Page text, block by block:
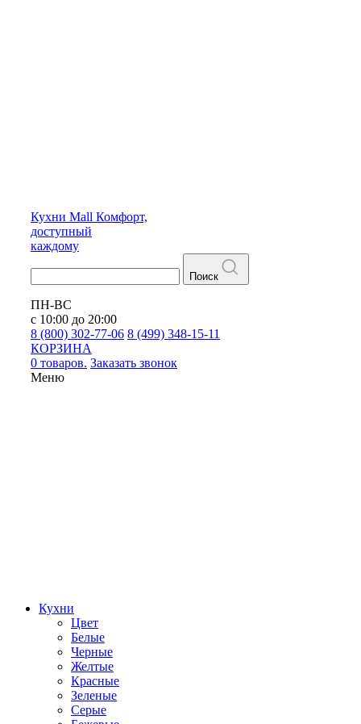
Кухни Mall Комфорт,
доступный
каждому
Поиск
ПН-ВС
с 10:00 до 20:00
8 (800) 302-77-06 8 (499) 348-15-11
КОРЗИНА
0 товаров. Заказать звонок
Меню
Кухни
Цвет
Белые
Черные
Желтые
Красные
Зеленые
Серые